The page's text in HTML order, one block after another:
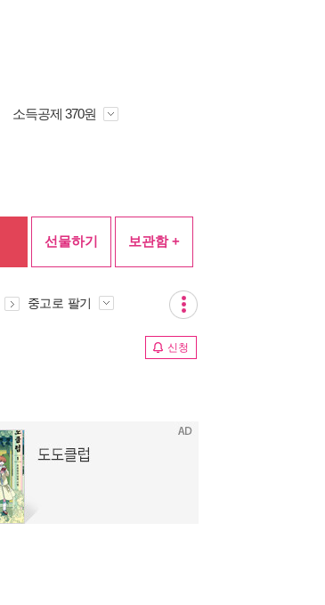
소득공제 370원
선물하기 보관함 +
중고로 팔기
신청